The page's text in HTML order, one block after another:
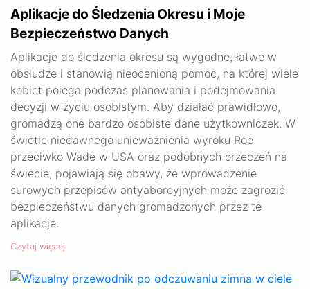
Aplikacje do Śledzenia Okresu i Moje
Bezpieczeństwo Danych
Aplikacje do śledzenia okresu są wygodne, łatwe w
obsłudze i stanowią nieocenioną pomoc, na której wiele
kobiet polega podczas planowania i podejmowania
decyzji w życiu osobistym. Aby działać prawidłowo,
gromadzą one bardzo osobiste dane użytkowniczek. W
świetle niedawnego unieważnienia wyroku Roe
przeciwko Wade w USA oraz podobnych orzeczeń na
świecie, pojawiają się obawy, że wprowadzenie
surowych przepisów antyaborcyjnych może zagrozić
bezpieczeństwu danych gromadzonych przez te
aplikacje.
Czytaj więcej